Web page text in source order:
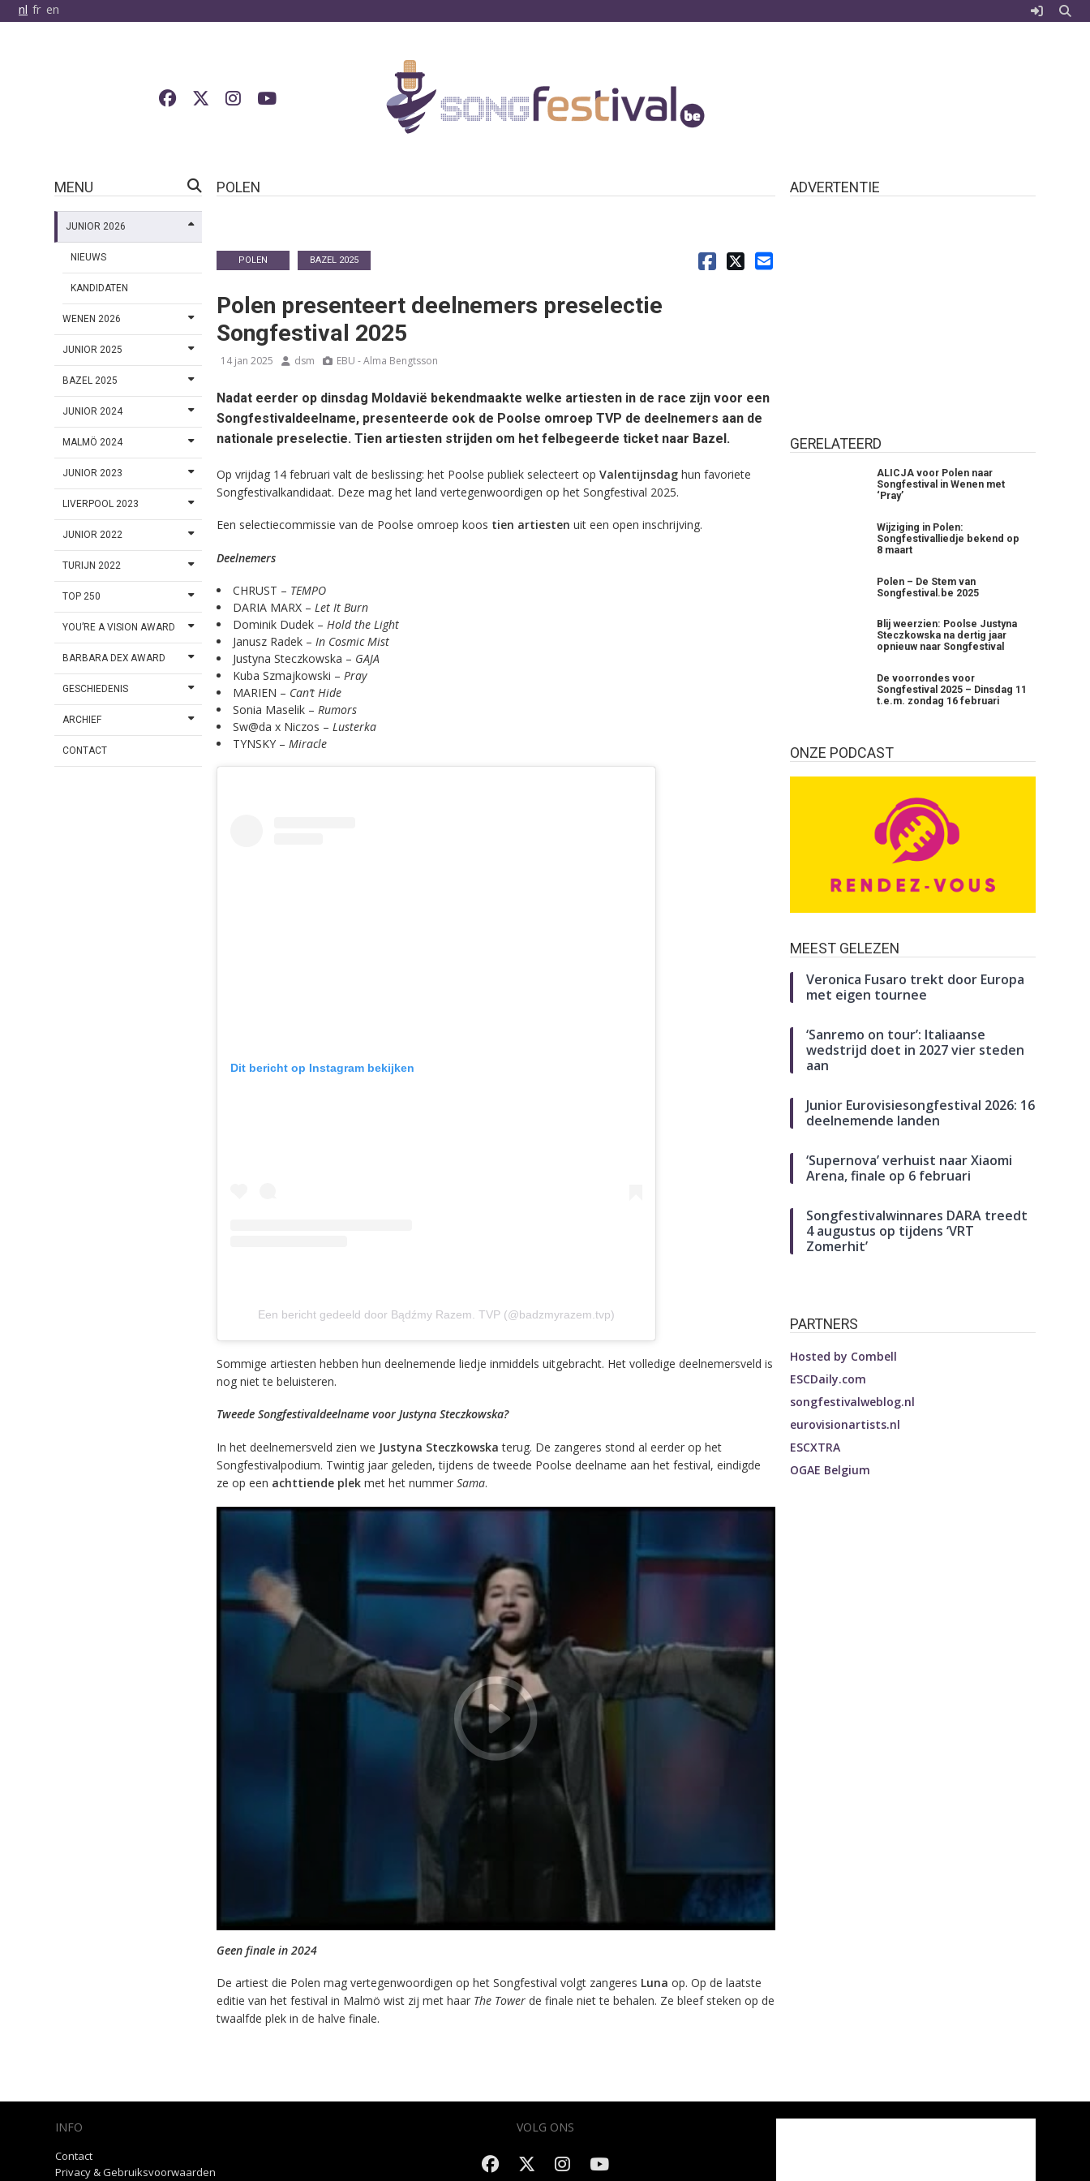
nl fr en
MENU
JUNIOR 2026
NIEUWS
KANDIDATEN
WENEN 2026
JUNIOR 2025
BAZEL 2025
JUNIOR 2024
MALMÖ 2024
JUNIOR 2023
LIVERPOOL 2023
JUNIOR 2022
TURIJN 2022
TOP 250
YOU’RE A VISION AWARD
BARBARA DEX AWARD
GESCHIEDENIS
ARCHIEF
CONTACT
POLEN
POLEN BAZEL 2025
Polen presenteert deelnemers preselectie
Songfestival 2025
14 jan 2025 dsm EBU - Alma Bengtsson
Nadat eerder op dinsdag Moldavië bekendmaakte welke artiesten in de race zijn voor een
Songfestivaldeelname, presenteerde ook de Poolse omroep TVP de deelnemers aan de
nationale preselectie. Tien artiesten strijden om het felbegeerde ticket naar Bazel.
Op vrijdag 14 februari valt de beslissing: het Poolse publiek selecteert op Valentijnsdaghun favoriete
Songfestivalkandidaat. Deze mag het land vertegenwoordigen op het Songfestival 2025.
Een selectiecommissie van de Poolse omroep koos tien artiesten uit een open inschrijving.
Deelnemers
CHRUST – TEMPO
DARIA MARX – Let It Burn
Dominik Dudek – Hold the Light
Janusz Radek – In Cosmic Mist
Justyna Steczkowska – GAJA
Kuba Szmajkowski – Pray
MARIEN – Can’t Hide
Sonia Maselik – Rumors
Sw@da x Niczos – Lusterka
TYNSKY – Miracle
Dit bericht op Instagram bekijken
Een bericht gedeeld door Bądźmy Razem. TVP (@badzmyrazem.tvp)
Sommige artiesten hebben hun deelnemende liedje inmiddels uitgebracht. Het volledige deelnemersveld is
nog niet te beluisteren.
Tweede Songfestivaldeelname voor Justyna Steczkowska?
In het deelnemersveld zien we Justyna Steczkowska terug. De zangeres stond al eerder op het
Songfestivalpodium. Twintig jaar geleden, tijdens de tweede Poolse deelname aan het festival, eindigde
ze op een achttiende plekmet het nummer Sama.
Geen finale in 2024
De artiest die Polen mag vertegenwoordigen op het Songfestival volgt zangeres Luna op. Op de laatste
editie van het festival in Malmö wist zij met haar The Towerde finale niet te behalen. Ze bleef steken op de
twaalfde plek in de halve finale.
ADVERTENTIE
GERELATEERD
ALICJA voor Polen naar
Songfestival in Wenen met
‘Pray’
Wijziging in Polen:
Songfestivalliedje bekend op
8 maart
Polen – De Stem van
Songfestival.be 2025
Blij weerzien: Poolse Justyna
Steczkowska na dertig jaar
opnieuw naar Songfestival
De voorrondes voor
Songfestival 2025 – Dinsdag 11
t.e.m. zondag 16 februari
ONZE PODCAST
MEEST GELEZEN
Veronica Fusaro trekt door Europa
met eigen tournee
‘Sanremo on tour’: Italiaanse
wedstrijd doet in 2027 vier steden
aan
Junior Eurovisiesongfestival 2026: 16
deelnemende landen
‘Supernova’ verhuist naar Xiaomi
Arena, finale op 6 februari
Songfestivalwinnares DARA treedt
4 augustus op tijdens ‘VRT
Zomerhit’
PARTNERS
Hosted by Combell
ESCDaily.com
songfestivalweblog.nl
eurovisionartists.nl
ESCXTRA
OGAE Belgium
INFO
Contact
Privacy & Gebruiksvoorwaarden
VOLG ONS